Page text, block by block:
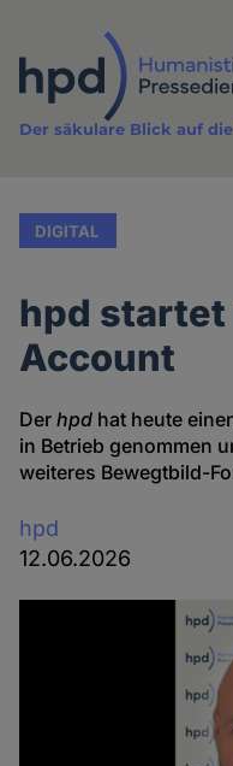
Inhalt
Der säkulare Blick auf
DIGITAL
hpd startet
Account
Derhpd hat heute
in Betrieb genommen
weiteres Bewegtbild-
hpd
12.06.2026